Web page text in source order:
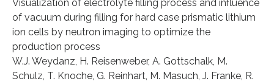
Visualization of electrolyte filling process and influence
of vacuum during filling for hard case prismatic lithium
ion cells by neutron imaging to optimize the
production process
W.J. Weydanz, H. Reisenweber, A. Gottschalk, M.
Schulz, T. Knoche, G. Reinhart, M. Masuch, J. Franke, R.